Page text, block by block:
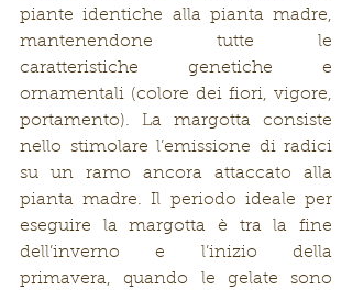
piante identiche alla pianta madre,
mantenendone tutte le
caratteristiche genetiche e
ornamentali (colore dei fiori, vigore,
portamento). La margotta consiste
nello stimolare l’emissione di radici
su un ramo ancora attaccato alla
pianta madre. Il periodo ideale per
eseguire la margotta è tra la fine
dell’inverno e l’inizio della
primavera, quando le gelate sono